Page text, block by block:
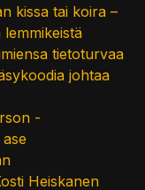
kissa tai koira –
tietoturvaa
johtaa
-
Heiskanen